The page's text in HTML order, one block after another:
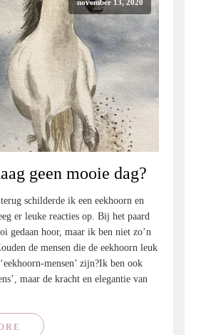
november 13, 2020
geen mooie dag?
schilderde ik een eekhoorn en
er leuke reacties op. Bij het paard
gedaan hoor, maar ik ben niet zo’n
de mensen die de eekhoorn leuk
mensen’ zijn?Ik ben ook
maar de kracht en elegantie van